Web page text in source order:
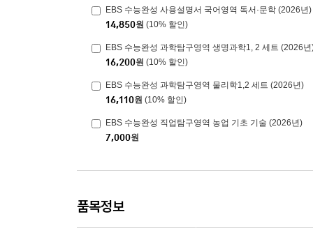
EBS 수능완성 사용설명서 국어영역 독서·문학 (2026년)
14,850원 (10% 할인)
EBS 수능완성 과학탐구영역 생명과학1, 2 세트 (2026년
16,200원 (10% 할인)
EBS 수능완성 과학탐구영역 물리학1,2 세트 (2026년)
16,110원 (10% 할인)
EBS 수능완성 직업탐구영역 농업 기초 기술 (2026년)
7,000원
품목정보